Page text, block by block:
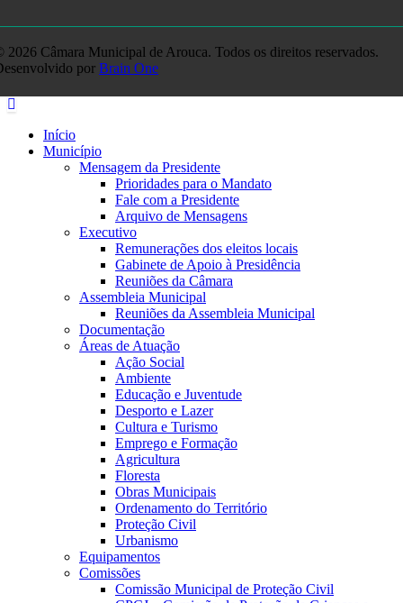
2026 Câmara Municipal de Arouca. Todos os direitos reservados.
por Brain One
Início
Município
Mensagem da Presidente
Prioridades para o Mandato
Fale com a Presidente
Arquivo de Mensagens
Executivo
Remunerações dos eleitos locais
Gabinete de Apoio à Presidência
Reuniões da Câmara
Assembleia Municipal
Reuniões da Assembleia Municipal
Documentação
Áreas de Atuação
Ação Social
Ambiente
Educação e Juventude
Desporto e Lazer
Cultura e Turismo
Emprego e Formação
Agricultura
Floresta
Obras Municipais
Ordenamento do Território
Proteção Civil
Urbanismo
Equipamentos
Comissões
Comissão Municipal de Proteção Civil